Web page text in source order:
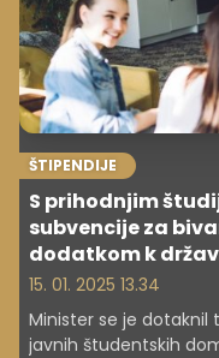
ŠTIPENDIJE
S prihodnjim
subvencije za
dodatkom k
15. 01. 2025 13.34
Minister se je
javnih študentskih